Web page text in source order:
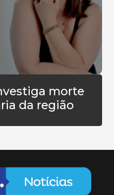
morte
da região